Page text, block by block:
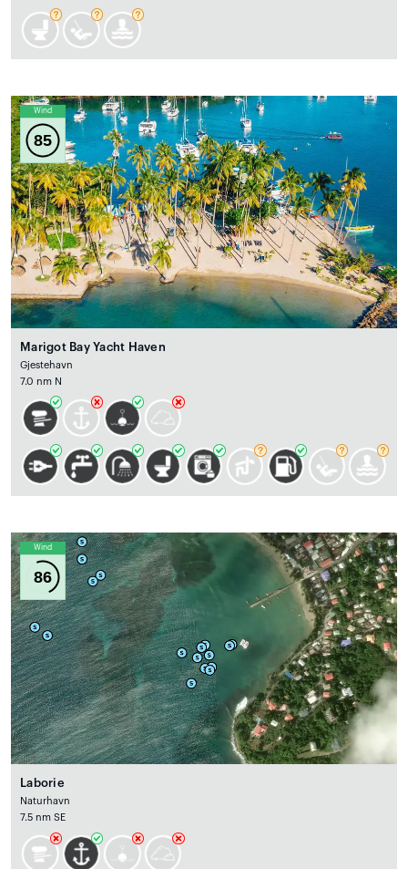
Wind
85
Marigot Bay Yacht Haven
Gjestehavn
7.0 nm N
Wind
86
Laborie
Naturhavn
7.5 nm SE